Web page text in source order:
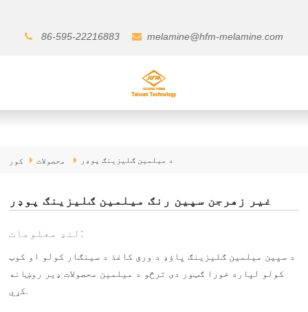
86-595-22216883 melamine@hfm-melamine.com
کور محصولات د میلمین ګلیزینګ پوډر
غیر زهرجن سپین رنګ میلمین ګلیزینګ پوډر
لنډ معلومات:
د سپین میلمین ګلیزینګ پاؤډ د ورق کاغذ د سینګار کولو او کوټ
کولو لپاره خورا ګټور دی ترڅو د میلمین محصولات ډیر روښانه